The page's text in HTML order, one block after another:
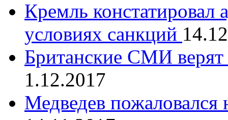
Кремль
условиях санкций
Британские СМИ верят
1.12.2017
Медведев пожаловался